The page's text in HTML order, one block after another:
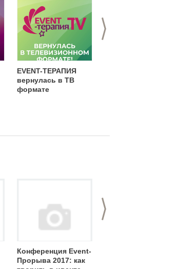
>
EVENT-ТЕРАПИЯ
вернулась в ТВ
формате
>
Конференция Event-
Прорыва 2017: как